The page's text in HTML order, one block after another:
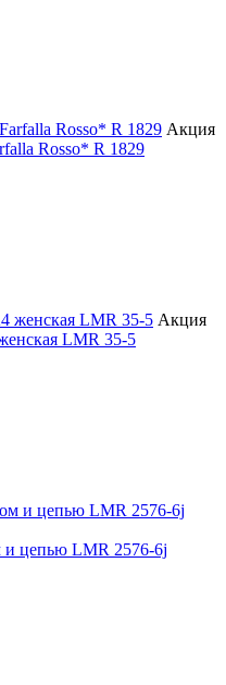
Акция
Rosso* R 1829
Акция
LMR 35-5
и цепью LMR 2576-6j